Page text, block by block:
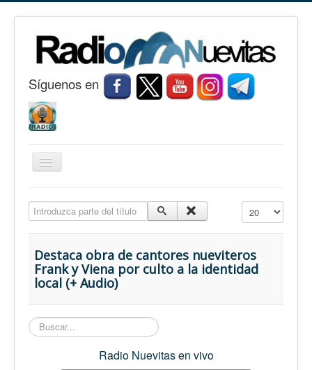
Síguenos en
Cambiar
Nuevitas
Conozca Nuevitas
Fotorreportaje
Opinión
En audio
Medio Ambiente
Introduzca parte del título Cantidad a
Destaca obra de cantores nueviteros
Frank y Viena por culto a la identidad
local (+ Audio)
Buscar...
Radio Nuevitas en vivo